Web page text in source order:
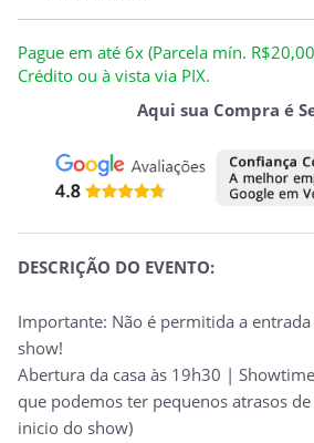
Pague em até 6x (Parcela mín.
Crédito ou à vista via PIX.
Aqui sua Compra é
DESCRIÇÃO DO EVENTO:
Importante: Não é permitida a
show!
Abertura da casa às 19h30 | Showtime
que podemos ter pequenos atrasos
inicio do show)